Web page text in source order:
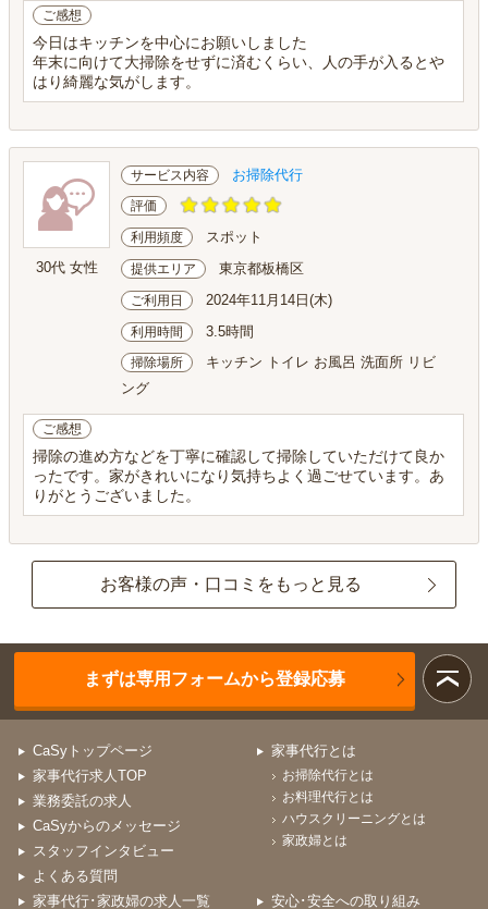
ご感想
今日はキッチンを中心にお願いしました
年末に向けて大掃除をせずに済むくらい、人の手が入るとや
はり綺麗な気がします。
30代 女性
サービス内容 お掃除代行
評価
利用頻度 スポット
提供エリア 東京都板橋区
ご利用日 2024年11月14日(木)
利用時間 3.5時間
掃除場所
キッチン トイレ お風呂 洗面所 リビ
ング
ご感想
掃除の進め方などを丁寧に確認して掃除していただけて良か
ったです。家がきれいになり気持ちよく過ごせています。あ
りがとうございました。
お客様の声・口コミをもっと見る
まずは専用フォームから登録応募
CaSyトップページ
家事代行求人TOP
業務委託の求人
CaSyからのメッセージ
スタッフインタビュー
よくある質問
家事代行とは
お掃除代行とは
お料理代行とは
ハウスクリーニングとは
家政婦とは
家事代行･家政婦の求人一覧 安心･安全への取り組み